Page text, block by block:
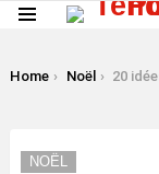
You are here:
Home Noël 20 idées de cadeaux de
NOËL